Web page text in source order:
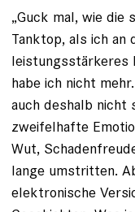
„Guck mal, wie die
Tanktop, als ich an
leistungsstärkeres
habe ich nicht
auch deshalb
zweifelhafte
Wut,
lange umstritten.
elektronische